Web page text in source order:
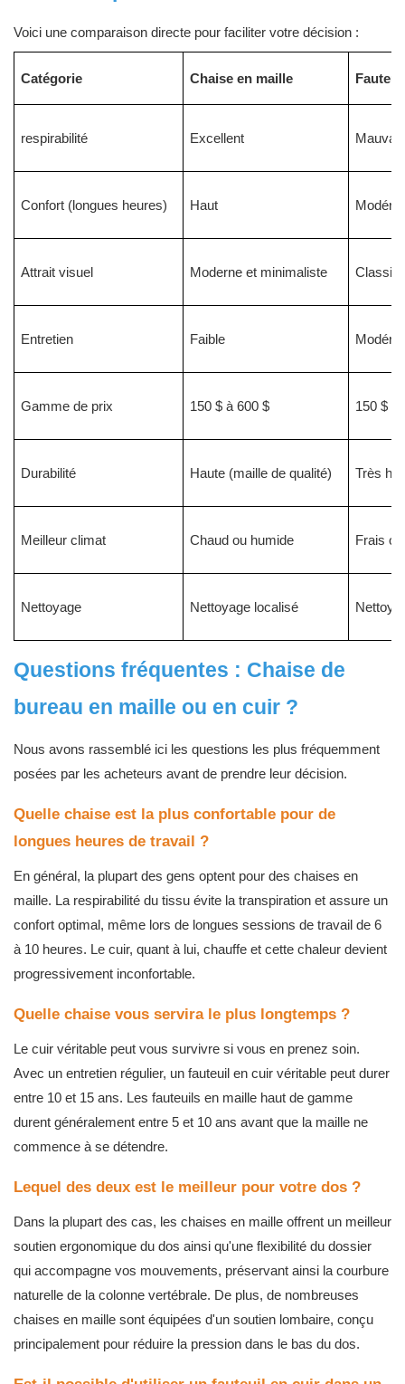
Voici une comparaison directe pour faciliter votre décision :
Catégorie Chaise en maille
respirabilité Excellent
Confort (longues heures) Haut Modéré
Attrait visuel Moderne et minimaliste
Entretien Faible Modéré
Gamme de prix 150 $ à 600 $ 150 $ à
Durabilité Haute (maille de qualité) Très
Meilleur climat Chaud ou humide Frais
Nettoyage Nettoyage localisé
Questions fréquentes : Chaise de
bureau en maille ou en cuir ?
Nous avons rassemblé ici les questions les plus fréquemment
posées par les acheteurs avant de prendre leur décision.
Quelle chaise est la plus confortable pour de
longues heures de travail ?
En général, la plupart des gens optent pour des chaises en
maille. La respirabilité du tissu évite la transpiration et assure un
confort optimal, même lors de longues sessions de travail de 6
à 10 heures. Le cuir, quant à lui, chauffe et cette chaleur devient
progressivement inconfortable.
Quelle chaise vous servira le plus longtemps ?
Le cuir véritable peut vous survivre si vous en prenez soin.
Avec un entretien régulier, un fauteuil en cuir véritable peut durer
entre 10 et 15 ans. Les fauteuils en maille haut de gamme
durent généralement entre 5 et 10 ans avant que la maille ne
commence à se détendre.
Lequel des deux est le meilleur pour votre dos ?
Dans la plupart des cas, les chaises en maille offrent un meilleur
soutien ergonomique du dos ainsi qu'une flexibilité du dossier
qui accompagne vos mouvements, préservant ainsi la courbure
naturelle de la colonne vertébrale. De plus, de nombreuses
chaises en maille sont équipées d'un soutien lombaire, conçu
principalement pour réduire la pression dans le bas du dos.